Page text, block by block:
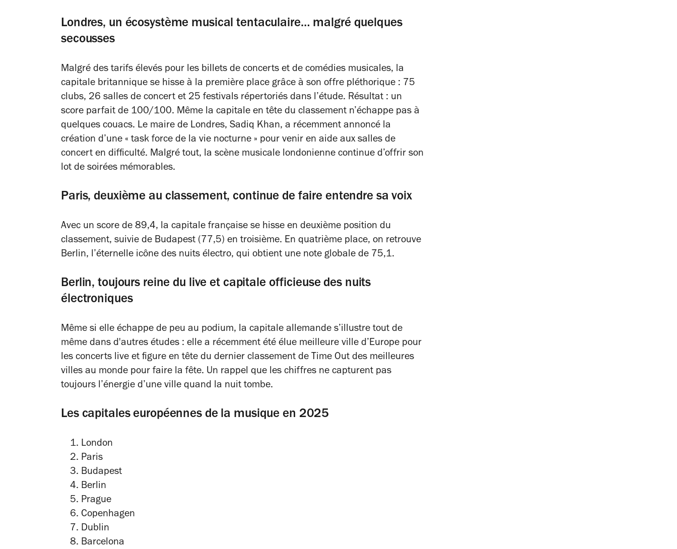
Londres, un écosystème musical tentaculaire… malgré quelques
secousses
Malgré des tarifs élevés pour les billets de concerts et de comédies musicales, la
capitale britannique se hisse à la première place grâce à son offre pléthorique : 75
clubs, 26 salles de concert et 25 festivals répertoriés dans l’étude. Résultat : un
score parfait de 100/100. Même la capitale en tête du classement n’échappe pas à
quelques couacs. Le maire de Londres, Sadiq Khan, a récemment annoncé la
création d’une « task force de la vie nocturne » pour venir en aide aux salles de
concert en difficulté. Malgré tout, la scène musicale londonienne continue d’offrir son
lot de soirées mémorables.
Paris, deuxième au classement, continue de faire entendre sa voix
Avec un score de 89,4, la capitale française se hisse en deuxième position du
classement, suivie de Budapest (77,5) en troisième. En quatrième place, on retrouve
Berlin, l’éternelle icône des nuits électro, qui obtient une note globale de 75,1.
Berlin, toujours reine du live et capitale officieuse des nuits
électroniques
Même si elle échappe de peu au podium, la capitale allemande s’illustre tout de
même dans d'autres études : elle a récemment été élue meilleure ville d’Europe pour
les concerts live et figure en tête du dernier classement de Time Out des meilleures
villes au monde pour faire la fête. Un rappel que les chiffres ne capturent pas
toujours l’énergie d’une ville quand la nuit tombe.
Les capitales européennes de la musique en 2025
London
Paris
Budapest
Berlin
Prague
Copenhagen
Dublin
Barcelona